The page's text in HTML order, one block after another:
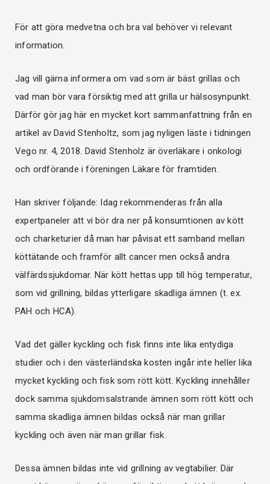
För att göra medvetna och bra val behöver vi relevant
information.
Jag vill gärna informera om vad som är bäst grillas och
vad man bör vara försiktig med att grilla ur hälsosynpunkt.
Därför gör jag här en mycket kort sammanfattning från en
artikel av David Stenholtz, som jag nyligen läste i tidningen
Vego nr. 4, 2018. David Stenholz är överläkare i onkologi
och ordförande i föreningen Läkare för framtiden.
Han skriver följande: Idag rekommenderas från alla
expertpaneler att vi bör dra ner på konsumtionen av kött
och charketurier då man har påvisat ett samband mellan
köttätande och framför allt cancer men också andra
välfärdssjukdomar. När kött hettas upp till hög temperatur,
som vid grillning, bildas ytterligare skadliga ämnen (t. ex.
PAH och HCA).
Vad det gäller kyckling och fisk finns inte lika entydiga
studier och i den västerländska kosten ingår inte heller lika
mycket kyckling och fisk som rött kött. Kyckling innehåller
dock samma sjukdomsalstrande ämnen som rött kött och
samma skadliga ämnen bildas också när man grillar
kyckling och även när man grillar fisk.
Dessa ämnen bildas inte vid grillning av vegtabilier. Där